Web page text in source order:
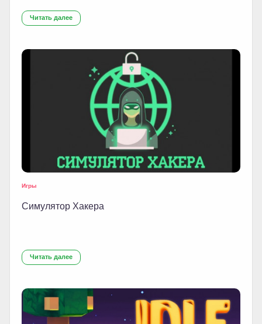
Читать далее
Игры
Симулятор Хакера
Читать далее